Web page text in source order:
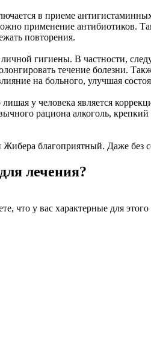
в приеме
применение антибиотиков.
повторения.
гигиены. В частности,
течение болезни.
на больного, улучшая
у человека является
рациона алкоголь,
благоприятный. Даже без
лечения?
что у вас характерные для